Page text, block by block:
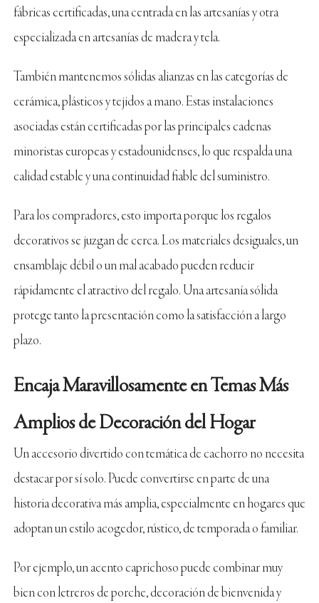
fábricas certificadas, una centrada en las artesanías y otra
especializada en artesanías de madera y tela.
También mantenemos sólidas alianzas en las categorías de
cerámica, plásticos y tejidos a mano. Estas instalaciones
asociadas están certificadas por las principales cadenas
minoristas europeas y estadounidenses, lo que respalda una
calidad estable y una continuidad fiable del suministro.
Para los compradores, esto importa porque los regalos
decorativos se juzgan de cerca. Los materiales desiguales, un
ensamblaje débil o un mal acabado pueden reducir
rápidamente el atractivo del regalo. Una artesanía sólida
protege tanto la presentación como la satisfacción a largo
plazo.
Encaja Maravillosamente en Temas Más
Amplios de Decoración del Hogar
Un accesorio divertido con temática de cachorro no necesita
destacar por sí solo. Puede convertirse en parte de una
historia decorativa más amplia, especialmente en hogares que
adoptan un estilo acogedor, rústico, de temporada o familiar.
Por ejemplo, un acento caprichoso puede combinar muy
bien con letreros de porche, decoración de bienvenida y